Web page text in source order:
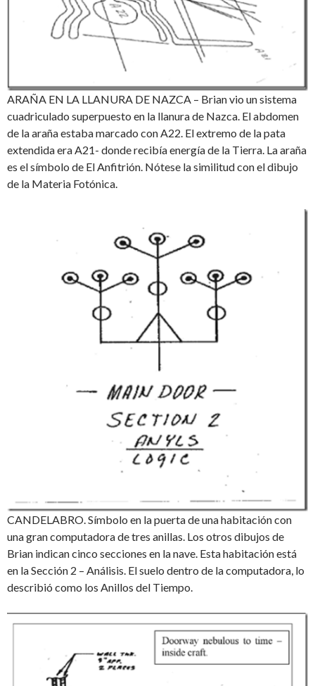
ARAÑA EN LA LLANURA DE NAZCA – Brian vio un sistema
cuadriculado superpuesto en la llanura de Nazca. El abdomen
de la araña estaba marcado con A22. El extremo de la pata
extendida era A21- donde recibía energía de la Tierra. La araña
es el símbolo de El Anfitrión. Nótese la similitud con el dibujo
de la Materia Fotónica.
CANDELABRO. Símbolo en la puerta de una habitación con
una gran computadora de tres anillas. Los otros dibujos de
Brian indican cinco secciones en la nave. Esta habitación está
en la Sección 2 – Análisis. El suelo dentro de la computadora, lo
describió como los Anillos del Tiempo.